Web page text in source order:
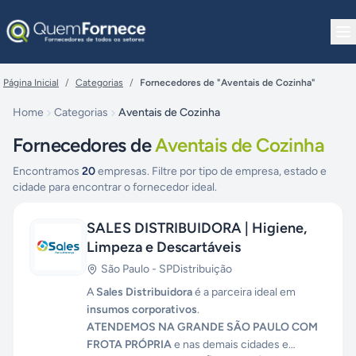
Página Inicial / Categorias / Fornecedores de "Aventais de Cozinha"
Home Categorias Aventais de Cozinha
Fornecedores deAventais de Cozinha
Encontramos 20empresas. Filtre por tipo de empresa, estado e
cidade para encontrar o fornecedor ideal.
SALES DISTRIBUIDORA | Higiene,
Limpeza e Descartáveis
São Paulo - SPDistribuição
A Sales Distribuidoraé a parceira ideal em
insumos corporativos.
ATENDEMOS NA GRANDE SÃO PAULO COM
FROTA PRÓPRIAe nas demais cidades e